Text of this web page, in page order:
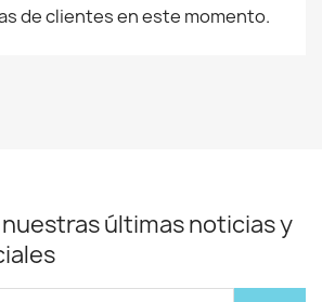
de clientes en este momento.
últimas noticias y